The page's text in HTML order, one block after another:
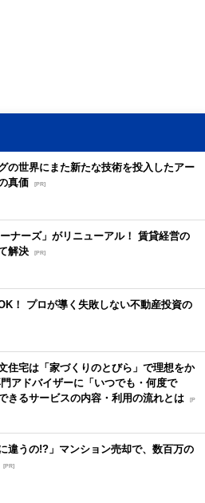
の世界にまた新たな技術を投入したアー
真価 [PR]
ーナーズ」がリニューアル！ 賃貸経営の
解決 [PR]
！ プロが導く失敗しない不動産投資の
住宅は「家づくりのとびら」で理想をか
アドバイザーに「いつでも・何度で
きるサービスの内容・利用の流れとは [P
違うの!?」マンション売却で、数百万の
[PR]